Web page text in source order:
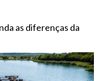
as diferenças da